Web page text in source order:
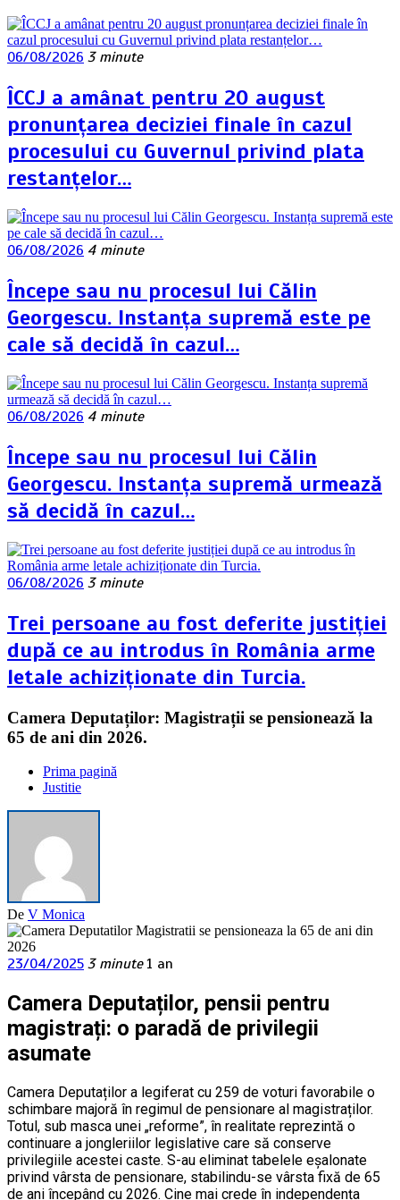
06/08/2026 3 minute
ÎCCJ a amânat pentru 20 august
pronunțarea deciziei finale în cazul
procesului cu Guvernul privind plata
restanțelor…
06/08/2026 4 minute
Începe sau nu procesul lui Călin
Georgescu. Instanța supremă este pe
cale să decidă în cazul…
06/08/2026 4 minute
Începe sau nu procesul lui Călin
Georgescu. Instanța supremă urmează
să decidă în cazul…
06/08/2026 3 minute
Trei persoane au fost deferite justiției
după ce au introdus în România arme
letale achiziționate din Turcia.
Camera Deputaților: Magistrații se pensionează la
65 de ani din 2026.
Prima pagină
Justitie
De V Monica
23/04/2025 3 minute 1 an
Camera Deputaților, pensii pentru
magistrați: o paradă de privilegii
asumate
Camera Deputaților a legiferat cu 259 de voturi favorabile o
schimbare majoră în regimul de pensionare al magistraților.
Totul, sub masca unei „reforme”, în realitate reprezintă o
continuare a jongleriilor legislative care să conserve
privilegiile acestei caste. S-au eliminat tabelele eșalonate
privind vârsta de pensionare, stabilindu-se vârsta fixă de 65
de ani începând cu 2026. Cine mai crede în independența